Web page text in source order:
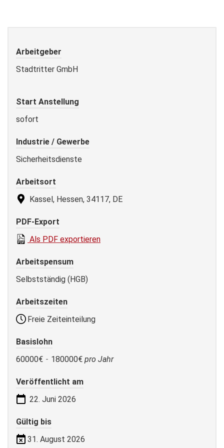
Arbeitgeber
Stadtritter GmbH
Start Anstellung
sofort
Industrie / Gewerbe
Sicherheitsdienste
Arbeitsort
Kassel, Hessen, 34117, DE
PDF-Export
Als PDF exportieren
Arbeitspensum
Selbstständig (HGB)
Arbeitszeiten
Freie Zeiteinteilung
Basislohn
60000€ - 180000€ pro Jahr
Veröffentlicht am
22. Juni 2026
Gültig bis
31. August 2026